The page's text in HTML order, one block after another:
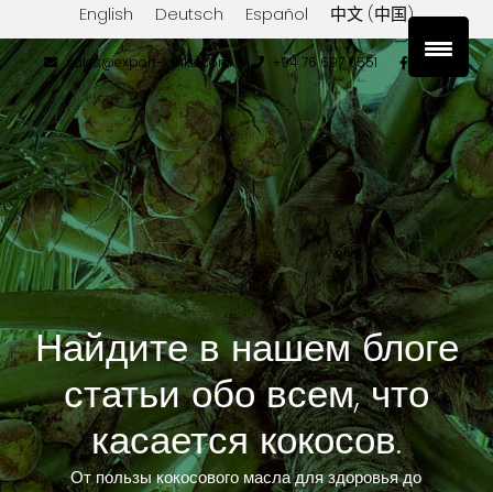
English Deutsch Español 中文 (中国)
sales@export-lanka.com +94 76 697 0551
Найдите в нашем блоге
статьи обо всем, что
касается кокосов.
От пользы кокосового масла для здоровья до